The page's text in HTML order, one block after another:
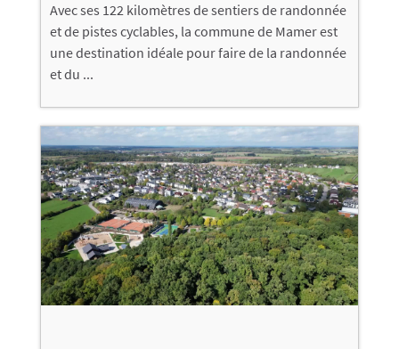
Avec ses 122 kilomètres de sentiers de randonnée
et de pistes cyclables, la commune de Mamer est
une destination idéale pour faire de la randonnée
et du ...